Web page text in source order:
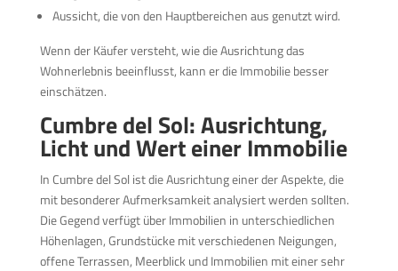
Aussicht, die von den Hauptbereichen aus genutzt wird.
Wenn der Käufer versteht, wie die Ausrichtung das
Wohnerlebnis beeinflusst, kann er die Immobilie besser
einschätzen.
Cumbre del Sol: Ausrichtung,
Licht und Wert einer Immobilie
In Cumbre del Sol ist die Ausrichtung einer der Aspekte, die
mit besonderer Aufmerksamkeit analysiert werden sollten.
Die Gegend verfügt über Immobilien in unterschiedlichen
Höhenlagen, Grundstücke mit verschiedenen Neigungen,
offene Terrassen, Meerblick und Immobilien mit einer sehr